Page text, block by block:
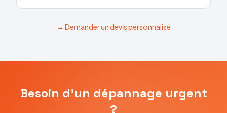
→ Demander un devis personnalisé
Besoin d'un dépannage urgent
?